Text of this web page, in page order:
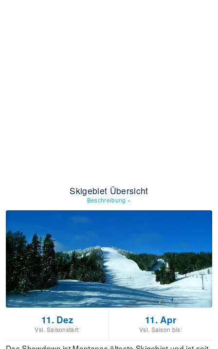
Skigebiet Übersicht
Beschreibung »
11. Dez
Vsl. Saisonstart:
11. Apr
Vsl. Saison bis: